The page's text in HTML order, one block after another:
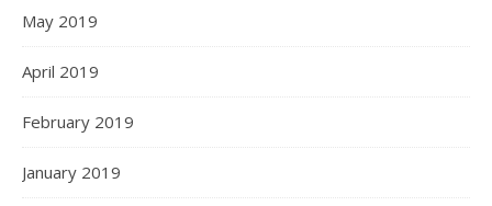
May 2019
April 2019
February 2019
January 2019